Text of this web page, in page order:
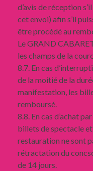
d’avis de réception
cet envoi) afin s’il
être procédé au
Le GRAND
les champs de la
8.7. En cas
de la moitié de la
manifestation, les
remboursé.
8.8. En cas d’achat
billets de spectacle
restauration ne sont
rétractation du
de 14 jours.